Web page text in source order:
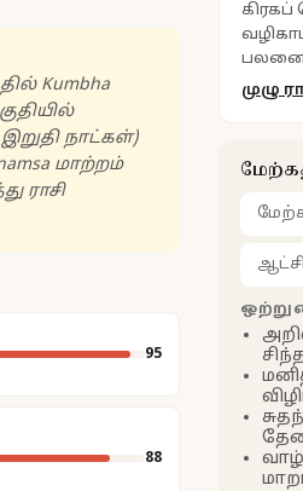
Kumbha
நாட்கள்)
மாற்றம்
ராசி
95
88
கிரகப்
முழு